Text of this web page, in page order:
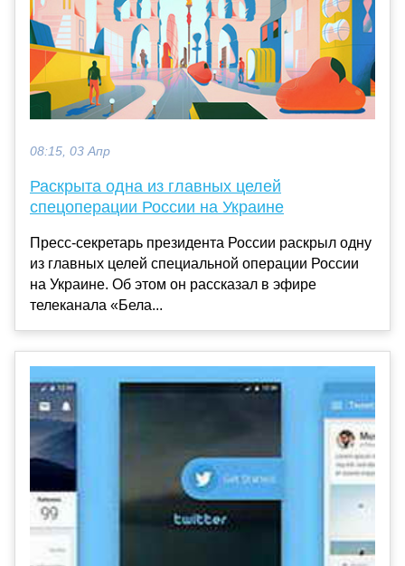
08:15, 03 Апр
Раскрыта одна из главных целей
спецоперации России на Украине
Пресс-секретарь президента России раскрыл одну
из главных целей специальной операции России
на Украине. Об этом он рассказал в эфире
телеканала «Бела...